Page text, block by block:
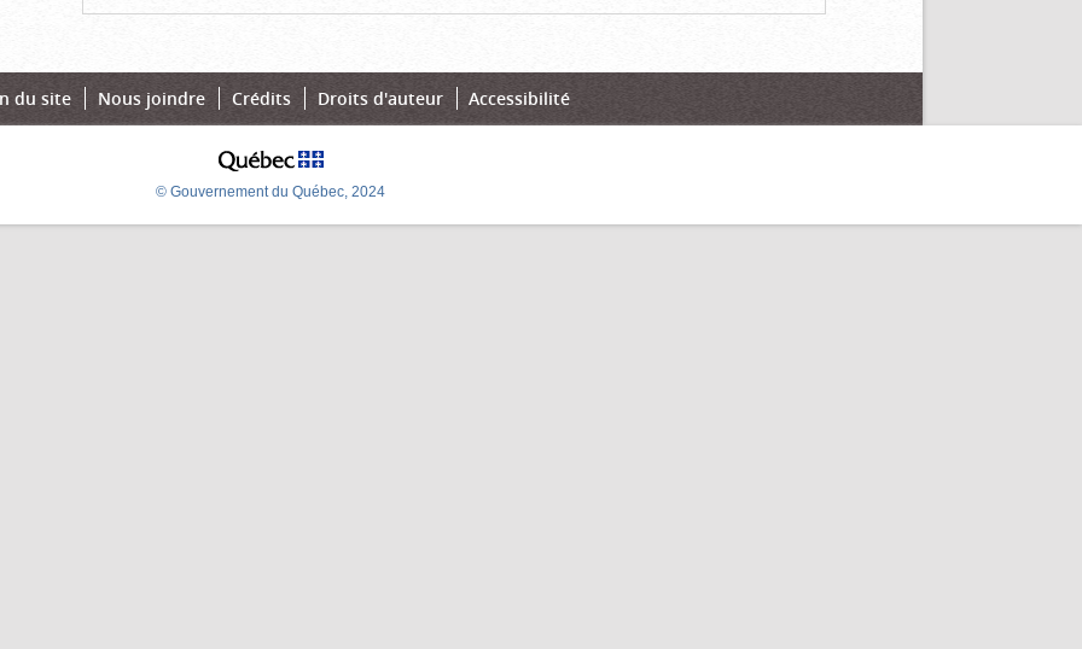
du site Nous joindre Crédits Droits d'auteur Accessibilité
© Gouvernement du Québec, 2024